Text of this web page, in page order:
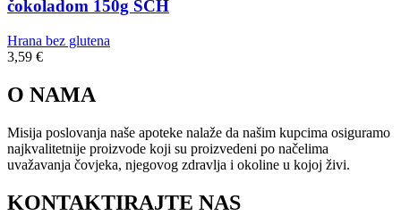
čokoladom 150g SCH
Hrana bez glutena
3,59 €
O NAMA
Misija poslovanja naše apoteke nalaže da našim kupcima osiguramo
najkvalitetnije proizvode koji su proizvedeni po načelima
uvažavanja čovjeka, njegovog zdravlja i okoline u kojoj živi.
KONTAKTIRAJTE NAS